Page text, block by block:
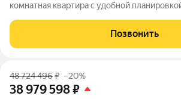
комнатная квартира с удобной
корпус 1, подъезд 5, этаж 9. Фактическая
составляет 72,3
Позвонить
48 724 496₽ –20%
38 979 598₽